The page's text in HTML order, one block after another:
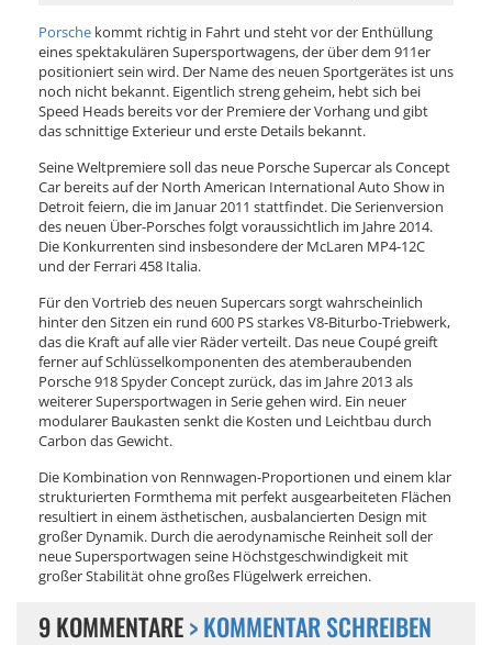
Porsche kommt richtig in Fahrt und steht vor der Enthüllung
eines spektakulären Supersportwagens, der über dem 911er
positioniert sein wird. Der Name des neuen Sportgerätes ist uns
noch nicht bekannt. Eigentlich streng geheim, hebt sich bei
Speed Heads bereits vor der Premiere der Vorhang und gibt
das schnittige Exterieur und erste Details bekannt.
Seine Weltpremiere soll das neue Porsche Supercar als Concept
Car bereits auf der North American International Auto Show in
Detroit feiern, die im Januar 2011 stattfindet. Die Serienversion
des neuen Über-Porsches folgt voraussichtlich im Jahre 2014.
Die Konkurrenten sind insbesondere der McLaren MP4-12C
und der Ferrari 458 Italia.
Für den Vortrieb des neuen Supercars sorgt wahrscheinlich
hinter den Sitzen ein rund 600 PS starkes V8-Biturbo-Triebwerk,
das die Kraft auf alle vier Räder verteilt. Das neue Coupé greift
ferner auf Schlüsselkomponenten des atemberaubenden
Porsche 918 Spyder Concept zurück, das im Jahre 2013 als
weiterer Supersportwagen in Serie gehen wird. Ein neuer
modularer Baukasten senkt die Kosten und Leichtbau durch
Carbon das Gewicht.
Die Kombination von Rennwagen-Proportionen und einem klar
strukturierten Formthema mit perfekt ausgearbeiteten Flächen
resultiert in einem ästhetischen, ausbalancierten Design mit
großer Dynamik. Durch die aerodynamische Reinheit soll der
neue Supersportwagen seine Höchstgeschwindigkeit mit
großer Stabilität ohne großes Flügelwerk erreichen.
9 KOMMENTARE> KOMMENTAR SCHREIBEN